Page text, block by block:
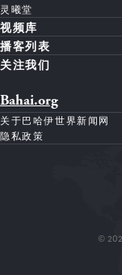
灵曦堂
视频库
播客列表
关注我们
Bahai.org
关于巴哈伊世界新闻网
隐私政策
©